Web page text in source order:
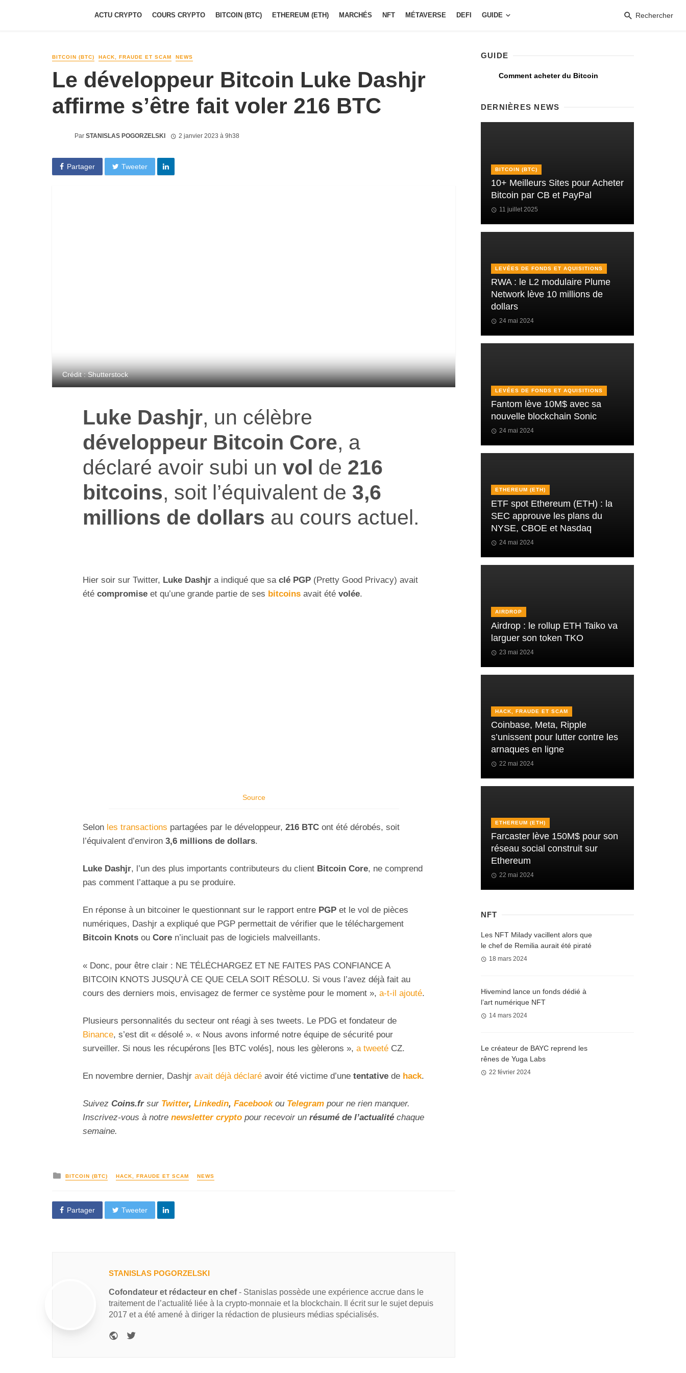
ACTU CRYPTO COURS CRYPTO BITCOIN (BTC) ETHEREUM (ETH) MARCHÉS NFT MÉTAVERSE DEFI GUIDE Rechercher
BITCOIN (BTC) HACK, FRAUDE ET SCAM NEWS
Le développeur Bitcoin Luke Dashjr
affirme s’être fait voler 216 BTC
Par STANISLAS POGORZELSKI 2 janvier 2023 à 9h38
Partager Tweeter
Crédit : Shutterstock
Luke Dashjr, un célèbre
développeur Bitcoin Core, a
déclaré avoir subi un vol de 216
bitcoins, soit l’équivalent de 3,6
millions de dollars au cours actuel.
Hier soir sur Twitter, Luke Dashjr a indiqué que sa clé PGP (Pretty Good Privacy) avait
été compromise et qu’une grande partie de ses bitcoins avait été volée.
Source
Selon les transactions partagées par le développeur, 216 BTC ont été dérobés, soit
l’équivalent d’environ 3,6 millions de dollars.
Luke Dashjr, l’un des plus importants contributeurs du client Bitcoin Core, ne comprend
pas comment l’attaque a pu se produire.
En réponse à un bitcoiner le questionnant sur le rapport entre PGP et le vol de pièces
numériques, Dashjr a expliqué que PGP permettait de vérifier que le téléchargement
Bitcoin Knots ou Core n’incluait pas de logiciels malveillants.
« Donc, pour être clair : NE TÉLÉCHARGEZ ET NE FAITES PAS CONFIANCE A
BITCOIN KNOTS JUSQU’À CE QUE CELA SOIT RÉSOLU. Si vous l’avez déjà fait au
cours des derniers mois, envisagez de fermer ce système pour le moment », a-t-il ajouté.
Plusieurs personnalités du secteur ont réagi à ses tweets. Le PDG et fondateur de
Binance, s’est dit « désolé ». « Nous avons informé notre équipe de sécurité pour
surveiller. Si nous les récupérons [les BTC volés], nous les gèlerons », a tweeté CZ.
En novembre dernier, Dashjr avait déjà déclaré avoir été victime d’une tentative de hack.
Suivez Coins.fr sur Twitter, Linkedin, Facebookou Telegram pour ne rien manquer.
Inscrivez-vous à notre newsletter crypto pour recevoir un résumé de l’actualité chaque
semaine.
BITCOIN (BTC) HACK, FRAUDE ET SCAM NEWS
Partager Tweeter
STANISLAS POGORZELSKI
Cofondateur et rédacteur en chef- Stanislas possède une expérience accrue dans le
traitement de l’actualité liée à la crypto-monnaie et la blockchain. Il écrit sur le sujet depuis
2017 et a été amené à diriger la rédaction de plusieurs médias spécialisés.
GUIDE
Comment acheter du Bitcoin
DERNIÈRES NEWS
BITCOIN (BTC)
10+ Meilleurs Sites pour Acheter
Bitcoin par CB et PayPal
11 juillet 2025
LEVÉES DE FONDS ET AQUISITIONS
RWA : le L2 modulaire Plume
Network lève 10 millions de
dollars
24 mai 2024
LEVÉES DE FONDS ET AQUISITIONS
Fantom lève 10M$ avec sa
nouvelle blockchain Sonic
24 mai 2024
ETHEREUM (ETH)
ETF spot Ethereum (ETH) : la
SEC approuve les plans du
NYSE, CBOE et Nasdaq
24 mai 2024
AIRDROP
Airdrop : le rollup ETH Taiko va
larguer son token TKO
23 mai 2024
HACK, FRAUDE ET SCAM
Coinbase, Meta, Ripple
s’unissent pour lutter contre les
arnaques en ligne
22 mai 2024
ETHEREUM (ETH)
Farcaster lève 150M$ pour son
réseau social construit sur
Ethereum
22 mai 2024
NFT
Les NFT Milady vacillent alors que
le chef de Remilia aurait été piraté
18 mars 2024
Hivemind lance un fonds dédié à
l’art numérique NFT
14 mars 2024
Le créateur de BAYC reprend les
rênes de Yuga Labs
22 février 2024